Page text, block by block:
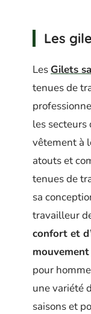
Les
Les Gilets
tenues de
les secteurs
vêtement à
atouts et
tenues de
sa
travailleur
confort et
pour
une variété
saisons et